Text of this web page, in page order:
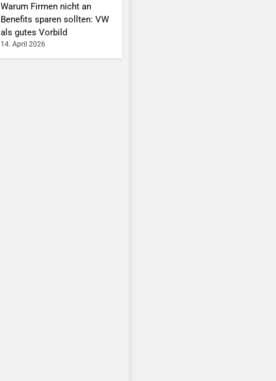
Warum Firmen nicht an
Benefits sparen sollten: VW
als gutes Vorbild
14. April 2026